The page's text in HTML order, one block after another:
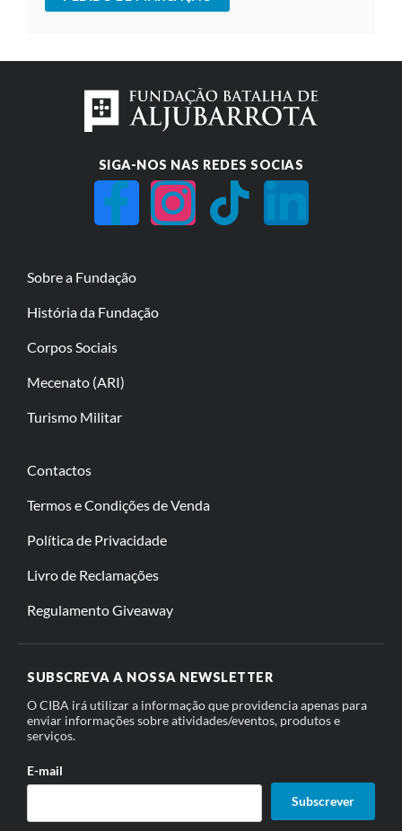
SIGA-NOS NAS REDES SOCIAS
Sobre a Fundação
História da Fundação
Corpos Sociais
Mecenato (ARI)
Turismo Militar
Contactos
Termos e Condições de Venda
Política de Privacidade
Livro de Reclamações
Regulamento Giveaway
SUBSCREVA A NOSSA NEWSLETTER
O CIBA irá utilizar a informação que providencia apenas para
enviar informações sobre atividades/eventos, produtos e
serviços.
E-mail
Subscrever